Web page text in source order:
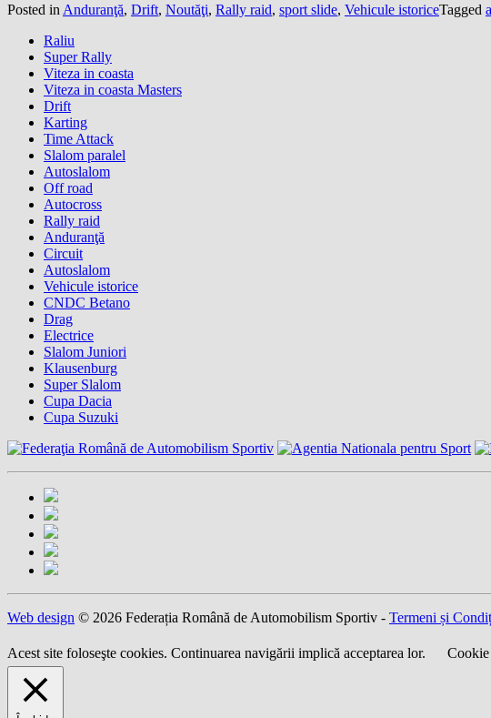
Posted in Anduranţă, Drift, Noutăţi, Rally raid, sport slide, Vehicule istoriceTagged
Raliu
Super Rally
Viteza in coasta
Viteza in coasta Masters
Drift
Karting
Time Attack
Slalom paralel
Autoslalom
Off road
Autocross
Rally raid
Anduranţă
Circuit
Autoslalom
Vehicule istorice
CNDC Betano
Drag
Electrice
Slalom Juniori
Klausenburg
Super Slalom
Cupa Dacia
Cupa Suzuki
Web design © 2026 Federația Română de Automobilism Sportiv - Termeni și
Acest site foloseşte cookies. Continuarea navigării implică acceptarea lor. Cookie